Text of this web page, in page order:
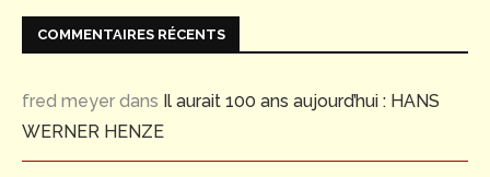
COMMENTAIRES RÉCENTS
fred meyer dans Il aurait 100 ans aujourd’hui : HANS
WERNER HENZE